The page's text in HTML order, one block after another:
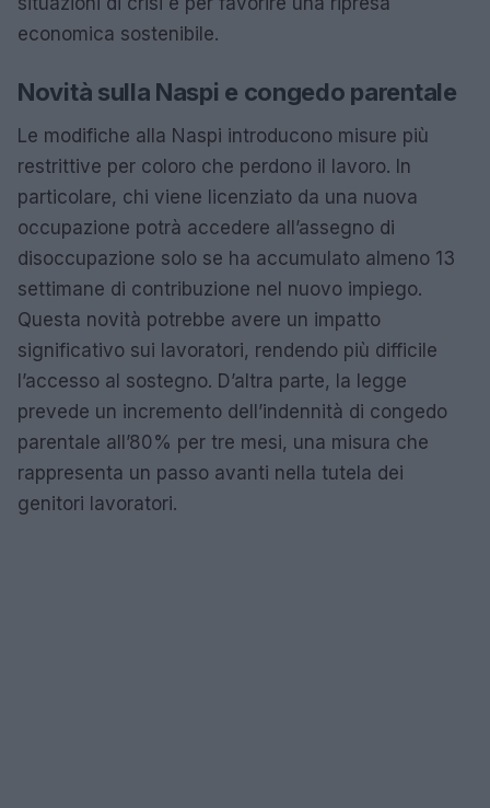
economica sostenibile.
Novità sulla Naspi e congedo parentale
Le modifiche alla Naspi introducono misure più
restrittive per coloro che perdono il lavoro. In
particolare, chi viene licenziato da una nuova
occupazione potrà accedere all’assegno di
disoccupazione solo se ha accumulato almeno 13
settimane di contribuzione nel nuovo impiego.
Questa novità potrebbe avere un impatto
significativo sui lavoratori, rendendo più difficile
l’accesso al sostegno. D’altra parte, la legge
prevede un incremento dell’indennità di congedo
parentale all’80% per tre mesi, una misura che
rappresenta un passo avanti nella tutela dei
genitori lavoratori.